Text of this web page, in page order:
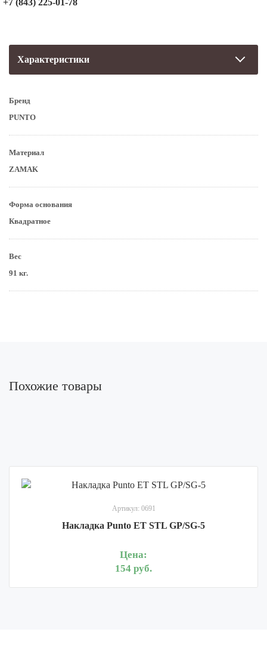
Характеристики
Бренд
PUNTO
Материал
ZAMAK
Форма основания
Квадратное
Вес
91 кг.
Похожие товары
Артикул: 0691
Накладка Punto ET STL GP/SG-5
Цена:
154 руб.